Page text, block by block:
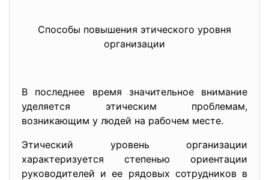
Способы повышения этического уровня
организации
В последнее время значительное внимание
уделяется этическим проблемам,
возникающим у людей на рабочем месте.
Этический уровень организации
характеризуется степенью ориентации
руководителей и ее рядовых сотрудников в